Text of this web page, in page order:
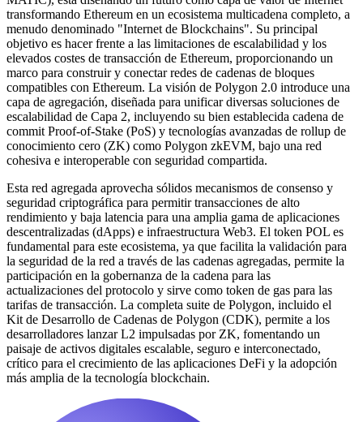
transformando Ethereum en un ecosistema multicadena completo, a
menudo denominado "Internet de Blockchains". Su principal
objetivo es hacer frente a las limitaciones de escalabilidad y los
elevados costes de transacción de Ethereum, proporcionando un
marco para construir y conectar redes de cadenas de bloques
compatibles con Ethereum. La visión de Polygon 2.0 introduce una
capa de agregación, diseñada para unificar diversas soluciones de
escalabilidad de Capa 2, incluyendo su bien establecida cadena de
commit Proof-of-Stake (PoS) y tecnologías avanzadas de rollup de
conocimiento cero (ZK) como Polygon zkEVM, bajo una red
cohesiva e interoperable con seguridad compartida.
Esta red agregada aprovecha sólidos mecanismos de consenso y
seguridad criptográfica para permitir transacciones de alto
rendimiento y baja latencia para una amplia gama de aplicaciones
descentralizadas (dApps) e infraestructura Web3. El token POL es
fundamental para este ecosistema, ya que facilita la validación para
la seguridad de la red a través de las cadenas agregadas, permite la
participación en la gobernanza de la cadena para las
actualizaciones del protocolo y sirve como token de gas para las
tarifas de transacción. La completa suite de Polygon, incluido el
Kit de Desarrollo de Cadenas de Polygon (CDK), permite a los
desarrolladores lanzar L2 impulsadas por ZK, fomentando un
paisaje de activos digitales escalable, seguro e interconectado,
crítico para el crecimiento de las aplicaciones DeFi y la adopción
más amplia de la tecnología blockchain.